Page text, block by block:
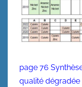
page 76
qualité